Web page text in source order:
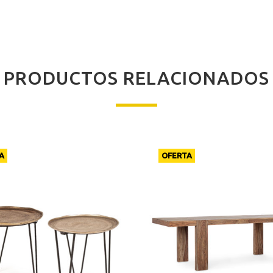
PRODUCTOS RELACIONADOS
OFERTA